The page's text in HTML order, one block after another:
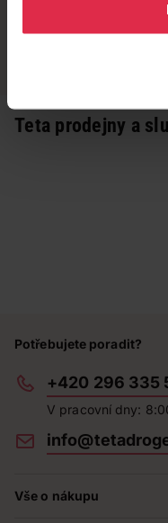
Vyzvednutí na
Teta prodejny a
Potřebujete poradit?
+420 296 335
V pracovní dny:
Vše o nákupu